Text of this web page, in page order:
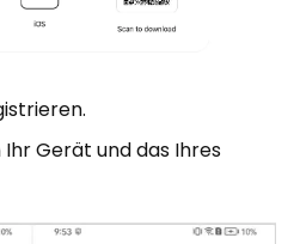
Gerät und das Ihres